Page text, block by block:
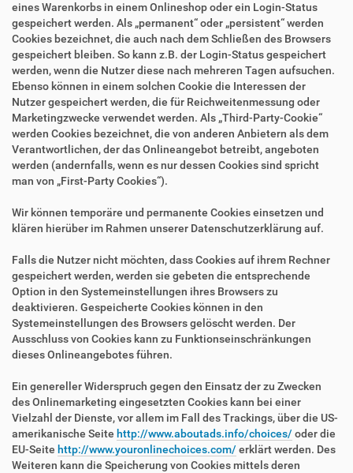
eines Warenkorbs in einem Onlineshop oder ein Login-Status
gespeichert werden. Als „permanent“ oder „persistent“ werden
Cookies bezeichnet, die auch nach dem Schließen des Browsers
gespeichert bleiben. So kann z.B. der Login-Status gespeichert
werden, wenn die Nutzer diese nach mehreren Tagen aufsuchen.
Ebenso können in einem solchen Cookie die Interessen der
Nutzer gespeichert werden, die für Reichweitenmessung oder
Marketingzwecke verwendet werden. Als „Third-Party-Cookie“
werden Cookies bezeichnet, die von anderen Anbietern als dem
Verantwortlichen, der das Onlineangebot betreibt, angeboten
werden (andernfalls, wenn es nur dessen Cookies sind spricht
man von „First-Party Cookies“).
Wir können temporäre und permanente Cookies einsetzen und
klären hierüber im Rahmen unserer Datenschutzerklärung auf.
Falls die Nutzer nicht möchten, dass Cookies auf ihrem Rechner
gespeichert werden, werden sie gebeten die entsprechende
Option in den Systemeinstellungen ihres Browsers zu
deaktivieren. Gespeicherte Cookies können in den
Systemeinstellungen des Browsers gelöscht werden. Der
Ausschluss von Cookies kann zu Funktionseinschränkungen
dieses Onlineangebotes führen.
Ein genereller Widerspruch gegen den Einsatz der zu Zwecken
des Onlinemarketing eingesetzten Cookies kann bei einer
Vielzahl der Dienste, vor allem im Fall des Trackings, über die US-
amerikanische Seite http://www.aboutads.info/choices/ oder die
EU-Seite http://www.youronlinechoices.com/ erklärt werden. Des
Weiteren kann die Speicherung von Cookies mittels deren